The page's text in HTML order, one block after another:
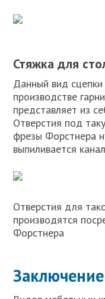
Стяжка для
Данный вид сцепки
производстве
представляет из
Отверстия под
фрезы Форстнера
выпиливается
Отверстия для
производятся
Форстнера
Заключение